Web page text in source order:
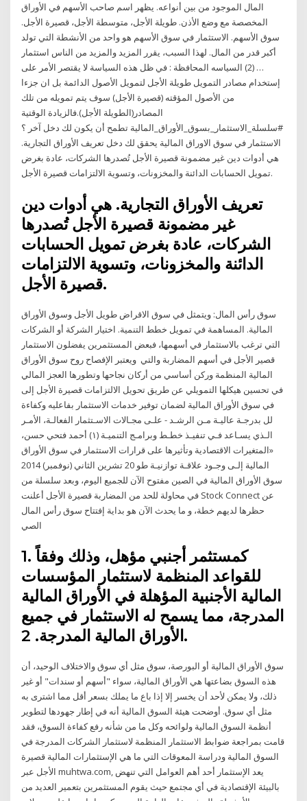
المال الموجود من بين أنواعه. يظهر اسم صاحب الأسهم في الأوراق
المخصصة مع وضع الأذن. طويلة الأجل، متوسطة الأجل، قصيرة الأجل.
سوق الأسهم. الاستثمار في سوق الأسهم هو واحد من الأنشطة التي تولد
أكبر قدر من المال. لهذا السبب، يقرر المزيد والمزيد من الناس استثمار
… (2) السياسه المحافظة : في ظل هذه السياسة لا يقتصر الأمر على
إستخدام مصادر التمويل طويلة الأجل لتمويل الأصول الدائمة بل ان جزءا
من الأصول المؤقته (قصيرة الأجل) سوف يتم تمويله من تلك
المصادر(الطويلة الأجل).فالزيادة الوقتية
#سلسلة_الاستثمار_بسوق_الأوراق_المالية تطمح أن يكون لك دخل آخر ؟
الاستثمار في سوق الاوراق المالية يحقق لك دخل تعريف الأوراق التجارية.
هي أدوات دين غير مضمونة قصيرة الأجل تُصدرها الشركات، عادة بغرض
تمويل الحسابات الدائنة والمخزونات، وتسوية الالتزامات قصيرة الأجل.
تعريف الأوراق التجارية. هي أدوات دين
غير مضمونة قصيرة الأجل تُصدرها
الشركات، عادة بغرض تمويل الحسابات
الدائنة والمخزونات، وتسوية الالتزامات
قصيرة الأجل.
سوق رأس المال: ويتمثل في سوق الاقراض طويل الأجل وسوق الأوراق
المالية. المساهمة في تمويل خطط التنمية. اختيار الشركة أو الشركات
التي ترغب بالاستثمار في أسهمها، فبعض المستثمرين يفضلون الاستثمار
قصير الأجل في أسهم المضاربة والتي ويعتبر الإفصاح روح سوق الأوراق
المالية المنظمة وركن أساسي من أركان نجاحها وتطورها العجز المالي
في تحسين هيكلها التمويلي عن طريق تحويل الالتزامات قصيرة الأجل إلى
في سوق الأوراق المالية لضمان توفير خدمات الاستثمار بفاعليه وكفاءة
لل ﺑﺪرﺟـﺔ ﻋﺎﻟﻴـﺔ ﻣـﻦ اﻟﺮﺷـﺪ - ﻋﻠـﻰ ﻣﺠـﺎﻻت اﻻﺳـﺘﺜﻤﺎر اﻟﻔﻌﺎﻟـﺔ، اﻷﻣـﺮ
اﻟـﺬي ﻳﺴـﺎﻋﺪ ﻓـﻲ ﺗﻨﻔﻴـﺬ ﺧﻄـﻂ وﺑﺮاﻣـﺞ اﻟﺘﻨﻤﻴـﺔ (١) أﺣﻤﺪ ﻓﺘﺤﻲ ﺣﺴﻦ،
«اﻟﻤﺘﻐﻴﺮات اﻻﻗﺘﺼﺎدﻳﺔ وﺗﺄﺛﻴﺮﻫﺎ ﻋﻠﻰ ﻗﺮارات اﻻﺳﺘﺜﻤﺎر ﻓﻲ ﺳﻮق اﻷوراق
اﻟﻤﺎﻟﻴﺔ إﻟـﻰ وﺟـﻮد ﻋﻼﻗـﺔ ﺗﻮازﻧﻴـﺔ ﻃﻮ 20 تشرين الثاني (نوفمبر) 2014
سوق الأوراق المالية في الصين مفتوح الآن للجميع اليوم، وبعد سلسلة من
في محاولة للحد من المضاربة قصيرة الأجل أعلنت Stock Connect عن
حظرها لديهم خطة، و ما يحدث الآن هو بداية إفتتاح سوق رأس المال
الصي
1. كمستثمر أجنبي مؤهل، وذلك وفقاً
للقواعد المنظمة لاستثمار المؤسسات
المالية الأجنبية المؤهلة في الأوراق المالية
المدرجة، مما يسمح له الاستثمار في جميع
الأوراق المالية المدرجة. 2.
سوق الأوراق المالية أو البورصة، سوق مثل أي سوق والاختلاف الوحيد، أن
هذه السوق بضاعتها هي الأوراق المالية، سواء "أسهم أو سندات" أو غير
ذلك، ولا يمكن لأحد أن يخسر إلا إذا باع ما يملك بسعر أقل مما اشترى به
مثل أي سوق. أوضحت هيئة السوق المالية أنه في إطار جهودها لتطوير
أنظمة السوق المالية ولوائحه وكل ما من شأنه رفع كفاءة السوق، فقد
قامت بمراجعة ضوابط الاستثمار المنظمة لاستثمار الشركات المدرجة في
السوق المالية ودراسة المعوقات التي ما هي الإستثمارات المالية قصيرة
الأجل عبر muhtwa.com, يعد الإستثمار أحد أهم العوامل التي تنهض
بالبيئة الإقتصادية في أي مجتمع حيث يقوم المستثمرين بتعمير العديد من